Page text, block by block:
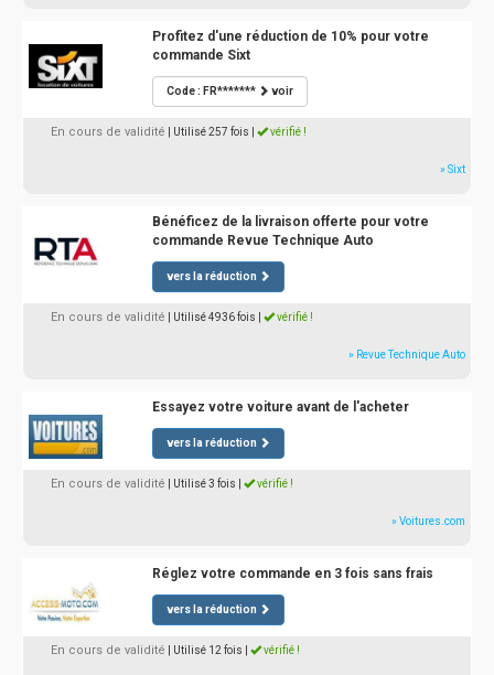
Profitez d'une réduction de 10% pour votre
commande Sixt
Code : FR******* voir
En cours de validité | Utilisé 257 fois vérifié !
» Sixt
Bénéficez de la livraison offerte pour votre
commande Revue Technique Auto
vers la réduction
En cours de validité | Utilisé 4936 fois vérifié !
» Revue Technique Auto
Essayez votre voiture avant de l'acheter
vers la réduction
En cours de validité | Utilisé 3 fois vérifié !
» Voitures.com
Réglez votre commande en 3 fois sans frais
vers la réduction
En cours de validité | Utilisé 12 fois vérifié !